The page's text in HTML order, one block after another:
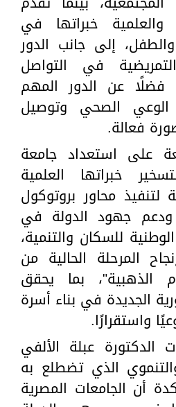
والعلمية خبراتها في
إلى جانب الدور
في التواصل
فضلًا عن الدور المهم
الصحي وتوصيل
فعالة.
على استعداد جامعة
خبراتها العلمية
لتنفيذ محاور بروتوكول
ودعم جهود الدولة في
للسكان والتنمية،
المرحلة الحالية من
الذهبية"، بما يحقق
الجديدة في بناء أسرة
واستقرارًا.
الدكتورة عبلة الألفي
الذي تضطلع به
أن الجامعات المصرية